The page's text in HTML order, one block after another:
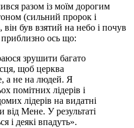
разом із моїм дорогим
(сильний пророк і
був взятий на небо і почув
ось що:
зрушити багато
щоб церква
а не на людей. Я
помітних лідерів і
лідерів на видатні
Мене. У результаті
і деякі впадуть».